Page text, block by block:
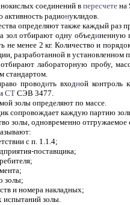
соединений впересчете на
радионуклидов.
определяют также каждый раз
зол отбирают одну объединенную
менее 2 кг. Количество и
разработанной в установленном
лабораторную пробу,
стандартом.
проводить входной контроль
СТ СЭВ 3477.
золы определяют по массе.
сопровождает каждую партию
золы, одновременно
с п. 1.1.4;
поставщика;
золы;
и номера накладных;
испытаний золы.